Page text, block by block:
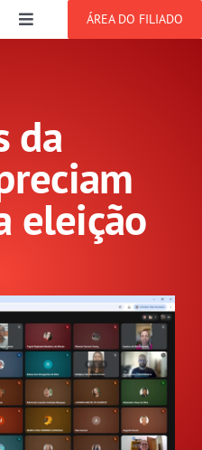
Toggle
ÁREA DO FILIADO
da
eleição